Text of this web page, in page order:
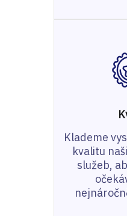
Klademe
kvalitu
služeb,